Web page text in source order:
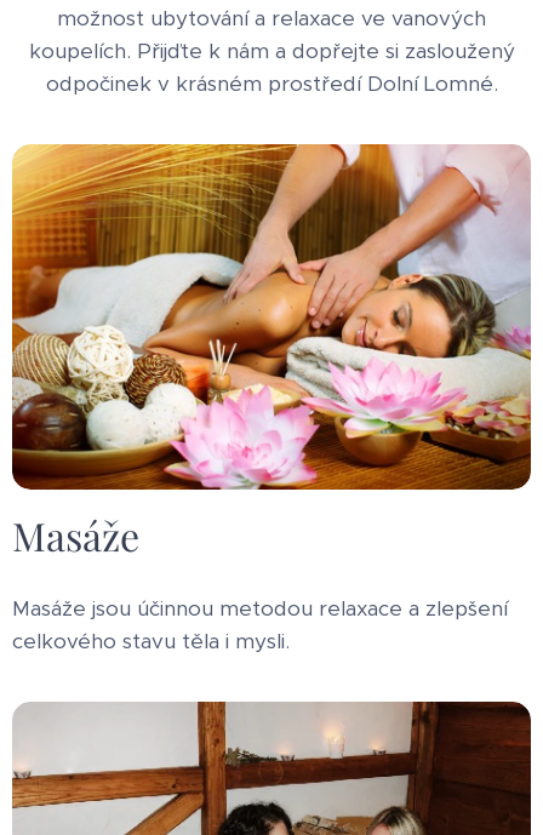
možnost ubytování a relaxace ve vanových
koupelích. Přijďte k nám a dopřejte si zasloužený
odpočinek v krásném prostředí Dolní Lomné.
Masáže
Masáže jsou účinnou metodou relaxace a zlepšení
celkového stavu těla i mysli.